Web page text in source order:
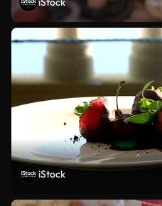
iStock